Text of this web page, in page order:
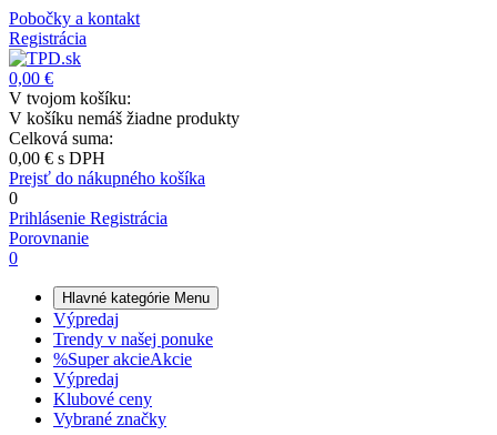
Pobočky a kontakt
Registrácia
0,00 €
V tvojom košíku:
V košíku nemáš žiadne produkty
Celková suma:
0,00 € s DPH
Prejsť do nákupného košíka
0
Prihlásenie Registrácia
Porovnanie
0
Hlavné kategórie Menu
Výpredaj
Trendy v našej ponuke
%Super akcieAkcie
Výpredaj
Klubové ceny
Vybrané značky